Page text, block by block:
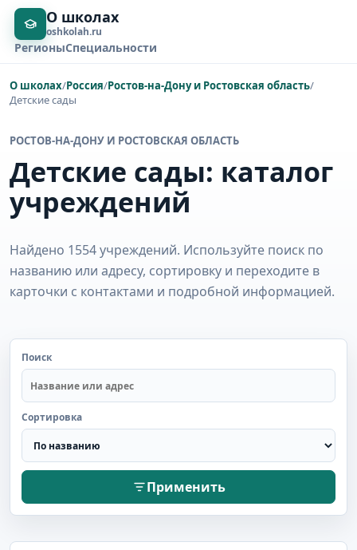
О школах
oshkolah.ru
РегионыСпециальности
О школах/Россия/Ростов-на-Дону и Ростовская область/
Детские сады
РОСТОВ-НА-ДОНУ И РОСТОВСКАЯ ОБЛАСТЬ
Детские сады: каталог
учреждений
Найдено 1554 учреждений. Используйте поиск по
названию или адресу, сортировку и переходите в
карточки с контактами и подробной информацией.
Поиск
Сортировка
Применить